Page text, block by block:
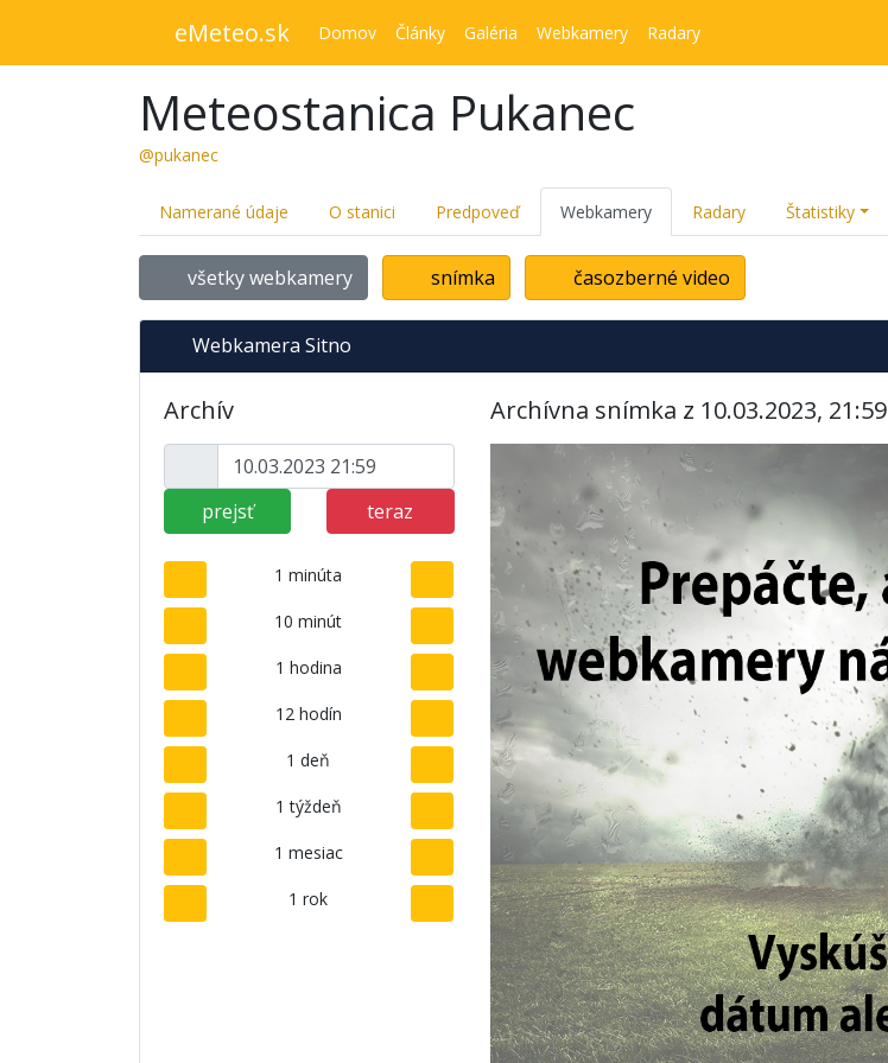
eMeteo.sk Domov Články Galéria Webkamery Radary
Meteostanica Pukanec
@pukanec
Namerané údaje O stanici Predpoveď Webkamery Radary Štatistiky
všetky webkamery snímka časozberné video
Webkamera Sitno
Archív
prejsť teraz
1 minúta
10 minút
1 hodina
12 hodín
1 deň
1 týždeň
1 mesiac
1 rok
Archívna snímka z 10.03.2023, 21:59